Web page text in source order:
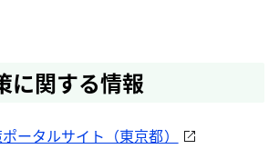
に関する情報
ータルサイト（東京都）